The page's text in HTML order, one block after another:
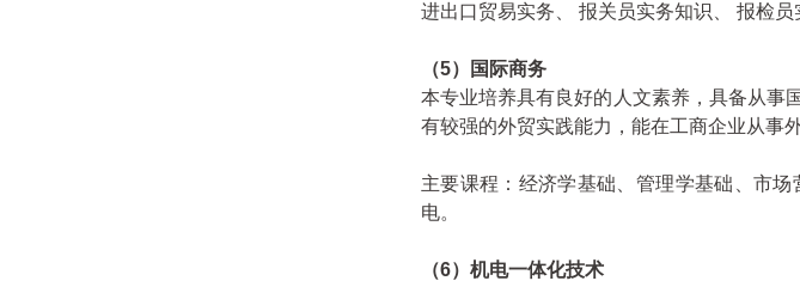
进出口贸易实务、 报关员实务知识、 报检员
（5）
国际商务
本专业培养具有良好的人文素养，具备从事
有较强的外贸实践能力，能在工商企业从事
主要课程：经济学基础、管理学基础、市
电。
（6）机电一体化技术